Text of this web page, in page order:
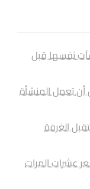
نفسها قبل
أن تعمل المنشأة
الغرفة
عشرات المرات